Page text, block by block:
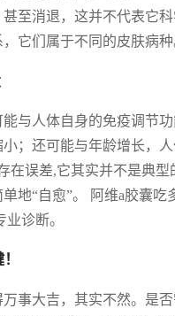
至消退，这并不代表它
它们属于不同的皮肤病种
与人体自身的免疫调节
；还可能与年龄增长，
在误差,它其实并不是典
地“自愈”。 阿维a胶囊
诊断。
事大吉，其实不然。是